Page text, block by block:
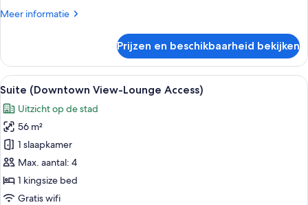
laden
Meer informatie
Meer
suite,
slaapkamer
(Lounge
Access)
Prijzen en beschikbaarheid bekijken
Alle
foto's
voor
Suite
(Downtown
View-
Lounge
Access)
Een moderne hotelkamer met een
10
Suite (Downtown View-Lounge Access)
Uitzicht op de stad
56 m²
1 slaapkamer
Max. aantal: 4
1 kingsize bed
Gratis wifi